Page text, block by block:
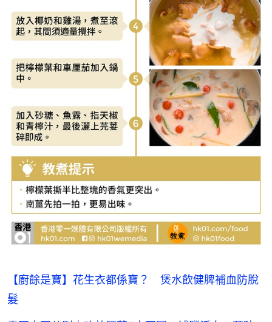
【廚餘是寶】花生衣都係寶？ 煲水飲健脾補血防脫
髮